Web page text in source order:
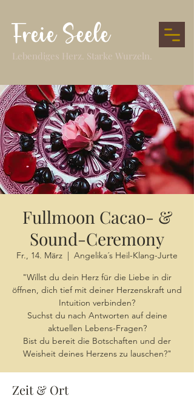
Freie Seele
Lebendiges Herz. Starke Wurzeln.
Fullmoon Cacao- &
Sound-Ceremony
Fr., 14. März
  |
Angelika´s Heil-Klang-Jurte
"Willst du dein Herz für die Liebe in dir
öffnen, dich tief mit deiner Herzenskraft und
Intuition verbinden?
Suchst du nach Antworten auf deine
aktuellen Lebens-Fragen?
Bist du bereit die Botschaften und der
Weisheit deines Herzens zu lauschen?"
Zeit & Ort